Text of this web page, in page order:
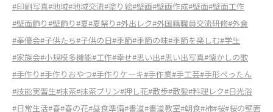
#印刷写真#地域#地域交流#塗り絵#壁画#壁画作成#壁面#壁面工作
#壁面飾り#壁飾り#夏#夏祭り#外出レク#外国籍職員交流研修#外食
#奉優会#子供たち#子供の日#季節#季節の味#季節を楽しむ#学生
#家族会#小規模多機能#工作#幸せ#思い出#思い出写真#懐かしの歌
#手作り#手作りおやつ#手作りケーキ#手作業#手工芸#手形ぺったん
#技能実習生#抹茶#抹茶プリン#押し花#散歩#散髪#料理レク#日光浴
#日常生活#春#春の花#昼食準備#書道#書道教室#朝食#柿#桜#桜の壁面